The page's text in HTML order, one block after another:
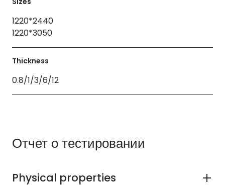
1220*2440
1220*3050
Thickness
0.8/1/3/6/12
Отчет о тестировании
Physical properties